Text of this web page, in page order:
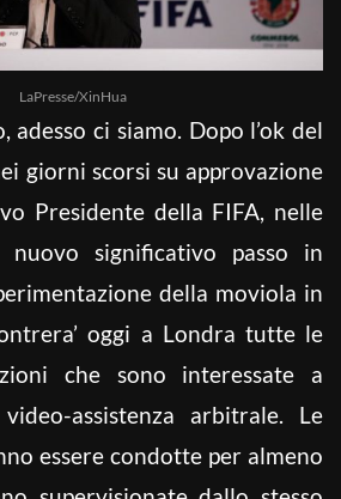
LaPresse/XinHua
adesso ci siamo. Dopo l’ok del
giorni scorsi su approvazione
Presidente della FIFA, nelle
significativo passo in
della moviola in
oggi a Londra tutte le
che sono interessate a
assistenza arbitrale. Le
essere condotte per almeno